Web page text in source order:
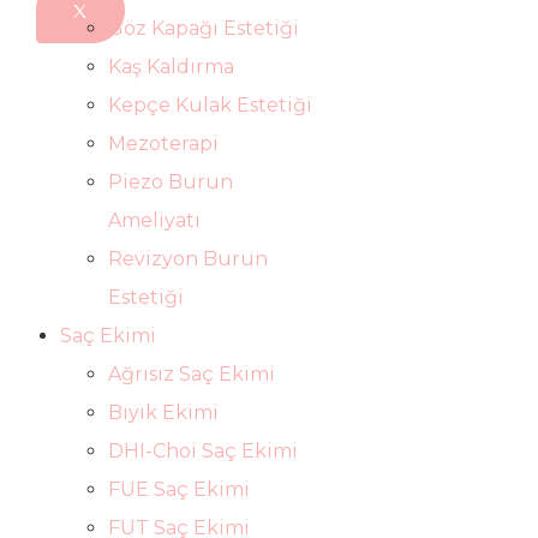
X
Göz Kapağı Estetiği
Kaş Kaldırma
Kepçe Kulak Estetiği
Mezoterapi
Piezo Burun
Ameliyatı
Revizyon Burun
Estetiği
Saç Ekimi
Ağrısız Saç Ekimi
Bıyık Ekimi
DHI-Choi Saç Ekimi
FUE Saç Ekimi
FUT Saç Ekimi